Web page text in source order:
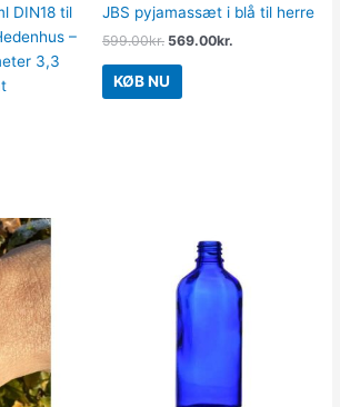
DIN18 til
–
3,3
JBS pyjamassæt i blå til herre
599.00kr. 569.00kr.
KØB NU